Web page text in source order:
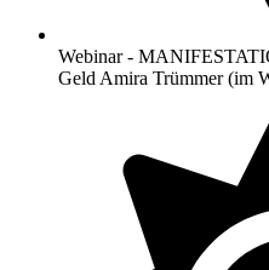
Webinar -
Geld Amira Trümmer (im